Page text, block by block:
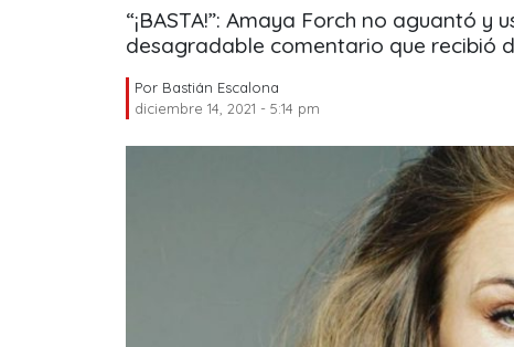
“¡BASTA!”: Amaya Forch no aguantó
desagradable comentario que recibió
Por Bastián Escalona
diciembre 14, 2021 - 5:14 pm